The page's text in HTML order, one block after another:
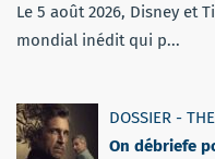
Le 5 août 2026, Disney et
mondial inédit qui p...
DOSSIER -
On débriefe